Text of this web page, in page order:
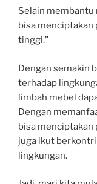
Selain membantu
bisa menciptakan
tinggi.”
Dengan semakin
terhadap
limbah mebel
Dengan
bisa menciptakan
juga ikut
lingkungan.